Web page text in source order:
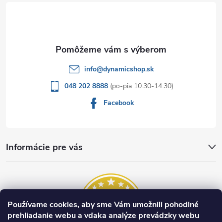
Používame cookies, aby sme Vám umožnili pohodlné
prehliadanie webu a vďaka analýze prevádzky webu
Informácie pre vás
info@dynamicshop.sk
048 202 8888
Facebook